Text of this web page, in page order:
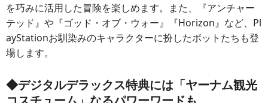
を巧みに活用した冒険を楽しめます。また、『アンチャー
テッド』や『ゴッド・オブ・ウォー』『Horizon』など、Pl
ayStationお馴染みのキャラクターに扮したボットたちも登
場します。
◆デジタルデラックス特典には「ヤーナム観光